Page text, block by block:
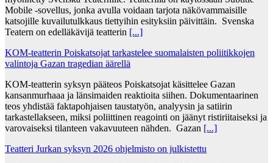
Mobile -sovellus, jonka avulla voidaan tarjota näkövammaisille
katsojille kuvailutulkkaus tiettyihin esityksiin päivittäin. Svenska
Teatern on edelläkävijä teatterin [...]
KOM-teatterin Poiskatsojat tarkastelee suomalaisten poliitikkojen
valintoja Gazan tragedian äärellä
KOM-teatterin syksyn pääteos Poiskatsojat käsittelee Gazan
kansanmurhaaa ja länsimaiden reaktioita siihen. Dokumentaarinen
teos yhdistää faktapohjaisen taustatyön, analyysin ja satiirin
tarkastellakseen, miksi poliittinen reagointi on jäänyt ristiriitaiseksi ja
varovaiseksi tilanteen vakavuuteen nähden. Gazan [...]
Teatteri Jurkan syksyn 2026 ohjelmisto on julkistettu